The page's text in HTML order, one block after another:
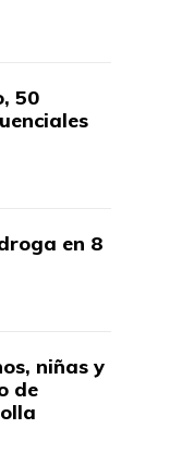
50
en 8
niñas y
de